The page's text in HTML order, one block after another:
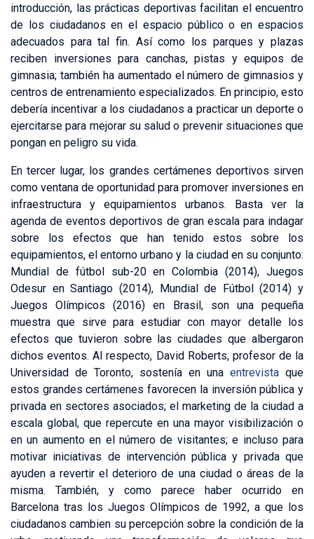
introducción, las prácticas deportivas facilitan el encuentro
de los ciudadanos en el espacio público o en espacios
adecuados para tal fin. Así como los parques y plazas
reciben inversiones para canchas, pistas y equipos de
gimnasia; también ha aumentado el número de gimnasios y
centros de entrenamiento especializados. En principio, esto
debería incentivar a los ciudadanos a practicar un deporte o
ejercitarse para mejorar su salud o prevenir situaciones que
pongan en peligro su vida.
En tercer lugar, los grandes certámenes deportivos sirven
como ventana de oportunidad para promover inversiones en
infraestructura y equipamientos urbanos. Basta ver la
agenda de eventos deportivos de gran escala para indagar
sobre los efectos que han tenido estos sobre los
equipamientos, el entorno urbano y la ciudad en su conjunto:
Mundial de fútbol sub-20 en Colombia (2014), Juegos
Odesur en Santiago (2014), Mundial de Fútbol (2014) y
Juegos Olímpicos (2016) en Brasil, son una pequeña
muestra que sirve para estudiar con mayor detalle los
efectos que tuvieron sobre las ciudades que albergaron
dichos eventos. Al respecto, David Roberts, profesor de la
Universidad de Toronto, sostenía en una entrevista que
estos grandes certámenes favorecen la inversión pública y
privada en sectores asociados; el marketing de la ciudad a
escala global, que repercute en una mayor visibilización o
en un aumento en el número de visitantes; e incluso para
motivar iniciativas de intervención pública y privada que
ayuden a revertir el deterioro de una ciudad o áreas de la
misma. También, y como parece haber ocurrido en
Barcelona tras los Juegos Olímpicos de 1992, a que los
ciudadanos cambien su percepción sobre la condición de la